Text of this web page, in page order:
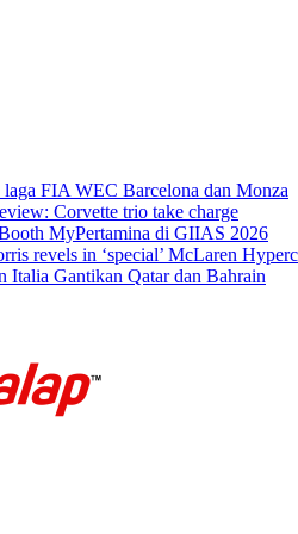
FIA WEC Barcelona dan Monza
Corvette trio take charge
MyPertamina di GIIAS 2026
revels in ‘special’ McLaren
Italia Gantikan Qatar dan Bahrain
| Informasi
GP3 F2 F3 SERI